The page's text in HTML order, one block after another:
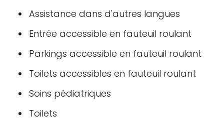
Assistance dans d'autres langues
Entrée accessible en fauteuil roulant
Parkings accessible en fauteuil roulant
Toilets accessibles en fauteuil roulant
Soins pédiatriques
Toilets